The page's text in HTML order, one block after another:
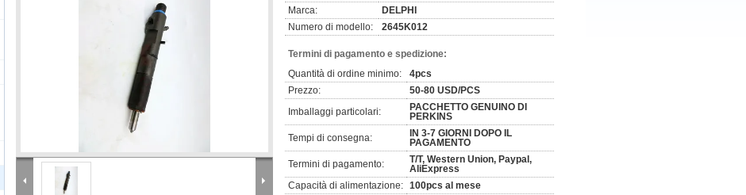
Marca:
DELPHI
Numero di modello:
2645K012
Termini di pagamento e spedizione:
Quantità di ordine minimo:
4pcs
Prezzo:
50-80 USD/PCS
Imballaggi particolari:
PACCHETTO GENUINO DI
PERKINS
Tempi di consegna:
IN 3-7 GIORNI DOPO IL
PAGAMENTO
Termini di pagamento:
T/T, Western Union, Paypal,
AliExpress
Capacità di alimentazione: 100pcs al mese